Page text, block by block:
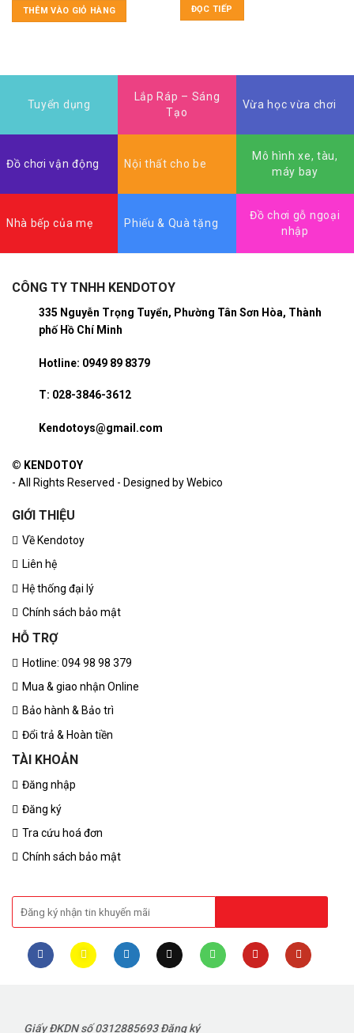
THÊM VÀO GIỎ HÀNG ĐỌC TIẾP
Tuyển dụng
Lắp Ráp – Sáng
Tạo
Vừa học vừa chơi
Đồ chơi vận động Nội thất cho be
Mô hình xe, tàu,
máy bay
Nhà bếp của mẹ Phiếu & Quà tặng
Đồ chơi gỗ ngoại
nhập
CÔNG TY TNHH KENDOTOY
335 Nguyễn Trọng Tuyển, Phường Tân Sơn Hòa, Thành
phố Hồ Chí Minh
Hotline: 0949 89 8379
T: 028-3846-3612
Kendotoys@gmail.com
© KENDOTOY
- All Rights Reserved - Designed by Webico
GIỚI THIỆU
Về Kendotoy
Liên hệ
Hệ thống đại lý
Chính sách bảo mật
HỖ TRỢ
Hotline: 094 98 98 379
Mua & giao nhận Online
Bảo hành & Bảo trì
Đổi trả & Hoàn tiền
TÀI KHOẢN
Đăng nhập
Đăng ký
Tra cứu hoá đơn
Chính sách bảo mật
Giấy ĐKDN số 0312885693 Đăng ký